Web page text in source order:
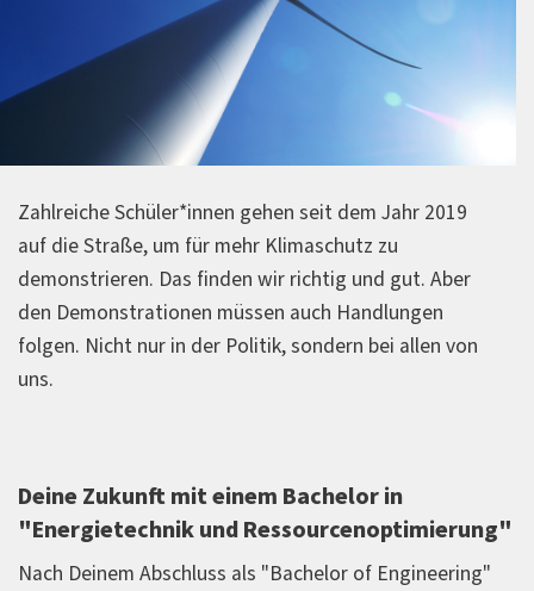
Energieversorgungsunternehmen
(internationale genauso wie regionale)
Produzenten von Strom- und Wärme (aus z. B.
erneuerbaren Energien)
Hersteller von Systemkomponenten (Maschinen,
Apparate, IT-Systeme usw.)
Ingenieurbüros
Beratungsunternehmen
Industrielle/gewerbliche
Produktionsunternehmen aller Branchen
Industrieunternehmen)
Start-ups
und weitere
Zahlreiche Schüler*innen gehen seit dem Jahr 2019
auf die Straße, um für mehr Klimaschutz zu
demonstrieren. Das finden wir richtig und gut. Aber
den Demonstrationen müssen auch Handlungen
folgen. Nicht nur in der Politik, sondern bei allen von
uns.
Deine Zukunft mit einem Bachelor in
"Energietechnik und Ressourcenoptimierung"
Nach Deinem Abschluss als "Bachelor of Engineering"